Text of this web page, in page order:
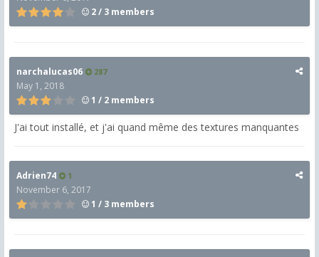
2 / 3 members
narchalucas06 287
May 1, 2018
1 / 2 members
J'ai tout installé, et j'ai quand même des textures manquantes
Adrien74 1
November 6, 2017
1 / 3 members